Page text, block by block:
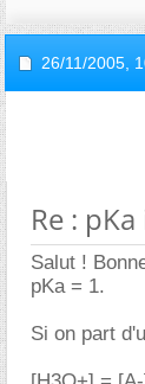
26/11/2005,
Re :
Salut !
pKa = 1.
Si on part